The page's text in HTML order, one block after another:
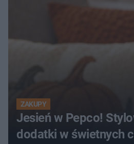
ZAKUPY
Jesień w Pepco!
dodatki w świetnych